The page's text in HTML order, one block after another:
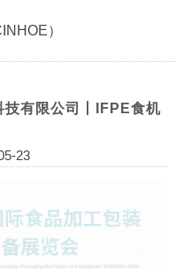
）
技有限公司丨IFPE食机
23